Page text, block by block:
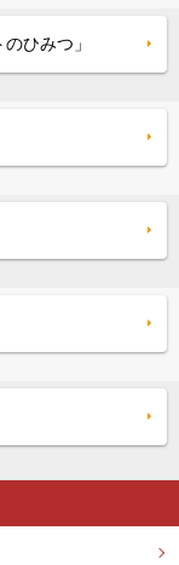
ひみつ」